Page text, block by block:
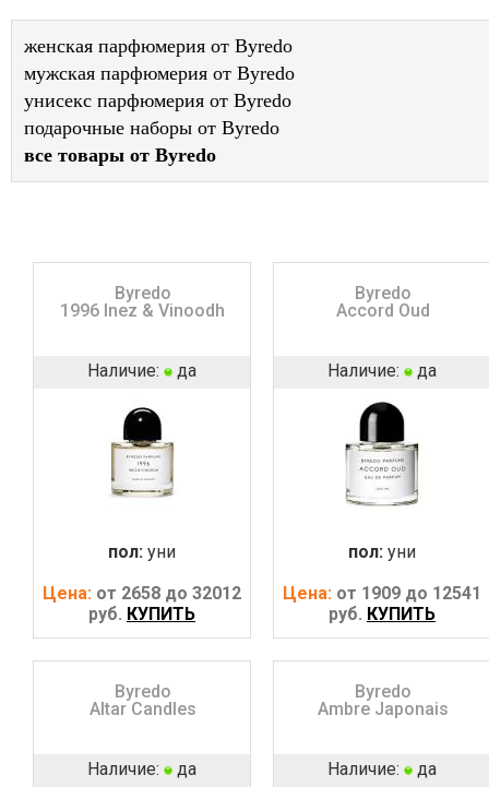
женская парфюмерия от Byredo
мужская парфюмерия от Byredo
унисекс парфюмерия от Byredo
подарочные наборы от Byredo
все товары от Byredo
Byredo
1996 Inez & Vinoodh
Наличие: да
пол: уни
Цена: от 2658 до 32012
руб. КУПИТЬ
Byredo
Accord Oud
Наличие: да
пол: уни
Цена: от 1909 до 12541
руб. КУПИТЬ
Byredo
Altar Candles
Наличие: да
Byredo
Ambre Japonais
Наличие: да